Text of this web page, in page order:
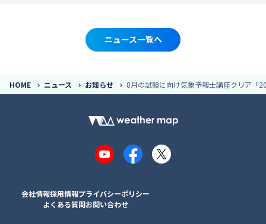
ニュース一覧へ
HOME ニュース お知らせ 8月の試験に向け気象予報士講座クリア「
YouTubeFacebook
X
会社情報採用情報プライバシーポリシー
よくある質問お問い合わせ